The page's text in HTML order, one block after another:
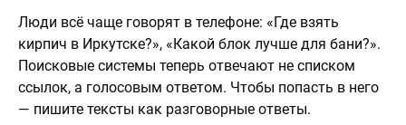
Люди всё чаще говорят в телефоне: «Где взять
кирпич в Иркутске?», «Какой блок лучше для бани?».
Поисковые системы теперь отвечают не списком
ссылок, а голосовым ответом. Чтобы попасть в него
— пишите тексты как разговорные ответы.